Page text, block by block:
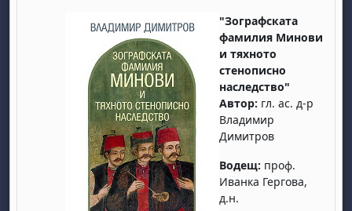
"Зографската
фамилия Минови
и тяхното
стенописно
наследство"
Автор: гл. ас. д-р
Владимир
Димитров
Водещ: проф.
Иванка Гергова,
д.н.